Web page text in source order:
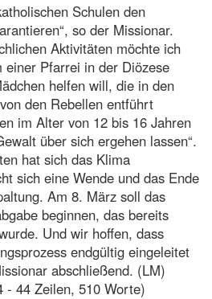
Schulen den
so der Missionar.
Aktivitäten möchte ich
einer Pfarrei in der Diözese
helfen will, die in den
den Rebellen entführt
im Alter von 12 bis 16 Jahren
über sich ergehen lassen“.
hat sich das Klima
sich eine Wende und das Ende
Am 8. März soll das
beginnen, das bereits
Und wir hoffen, dass
endgültig eingeleitet
abschließend. (LM)
- 44 Zeilen, 510 Worte)